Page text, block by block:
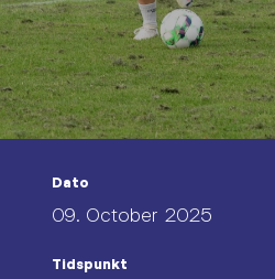
Dato
09. October 2025
Tidspunkt